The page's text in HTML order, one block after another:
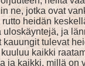
ne, jotka ovat
heidän
ja
tulevat
kaikki
ja kaikki, millä